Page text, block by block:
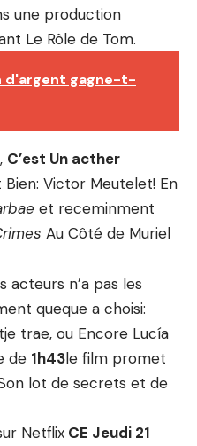
une production
Le Rôle de Tom.
d'argent gagne-t-
C’est Un acther
Bien: Victor Meutelet! En
et receminment
Au Côté de Muriel
acteurs n’a pas les
queque a choisi:
trae, ou Encore Lucía
de 1h43le film promet
lot de secrets et de
Netflix CE Jeudi 21